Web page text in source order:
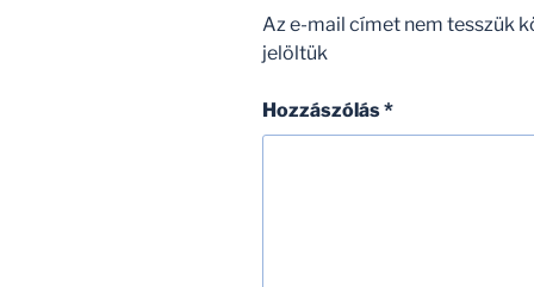
Az e-mail címet nem tesszük
jelöltük
Hozzászólás*